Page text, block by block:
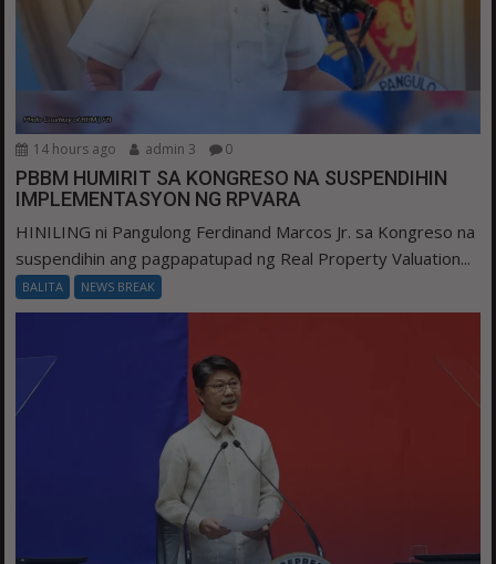
14 hours ago admin 3 0
PBBM HUMIRIT SA KONGRESO NA SUSPENDIHIN
IMPLEMENTASYON NG RPVARA
HINILING ni Pangulong Ferdinand Marcos Jr. sa Kongreso na
suspendihin ang pagpapatupad ng Real Property Valuation...
BALITA NEWS BREAK